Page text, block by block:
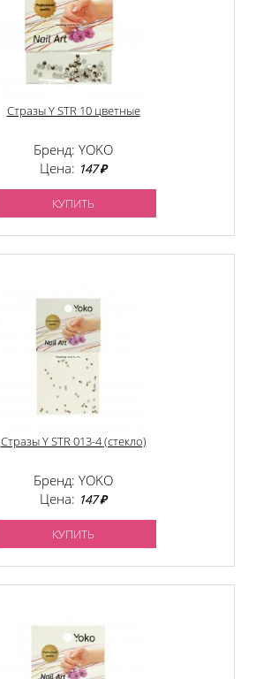
Стразы Y STR 10 цветные
Бренд: YOKO
Цена: 147 ₽
КУПИТЬ
Стразы Y STR 013-4 (стекло)
Бренд: YOKO
Цена: 147 ₽
КУПИТЬ